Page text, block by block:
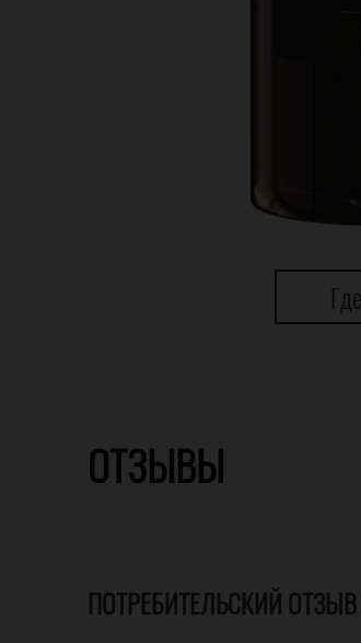
ОТЗЫВЫ
ПОТРЕБИТЕЛЬСКИЙ